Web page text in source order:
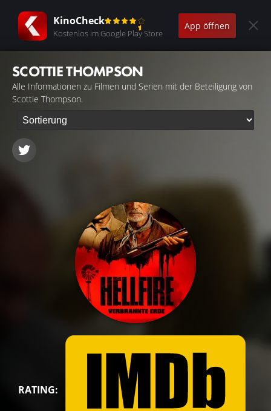
KinoCheck
Kostenlos im Google Play Store
App öffnen
SCOTTIE THOMPSON
Alle Informationen zu Filmen und Serien mit der Beteiligung von
Scottie Thompson.
RATING: